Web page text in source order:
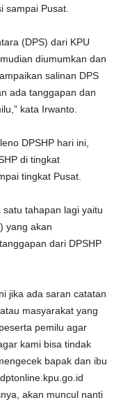
sampai Pusat.
(DPS) dari KPU
diumumkan dan
salinan DPS
ada tanggapan dan
kata Irwanto.
DPSHP hari ini,
di tingkat
tingkat Pusat.
tahapan lagi yaitu
yang akan
dari DPSHP
jika ada saran catatan
masyarakat yang
pemilu agar
kami bisa tindak
bapak dan ibu
akan muncul nanti